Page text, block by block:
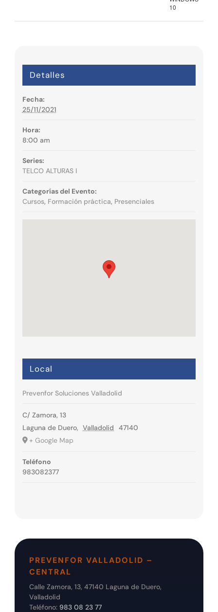
10
Detalles
Fecha:
25/11/2021
Hora:
8:00 am
Series:
TELCO ALTURAS I
Categorías del Evento:
Cursos, Formación práctica, Presenciales
Local
Prevenfor Soluciones Valladolid
C/ Zamora, 13
Laguna de Duero, Valladolid
47140
+ Google Map
Teléfono
983082377
PREVENFOR VALLADOLID –
CENTRAL
Calle Zamora, 13, 47140 Laguna de Duero,
Valladolid
Teléfono: 983 08 23 77